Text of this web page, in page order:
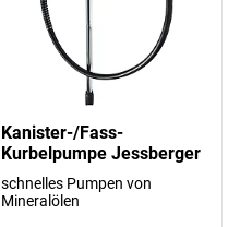
Kanister-/Fass-
Kurbelpumpe Jessberger
schnelles Pumpen von
Mineralölen